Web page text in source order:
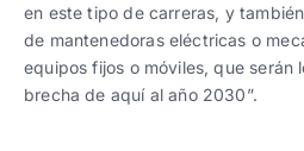
en este tipo de carreras, y
de mantenedoras eléctricas o
equipos fijos o móviles, que serán
brecha de aquí al año 2030”.